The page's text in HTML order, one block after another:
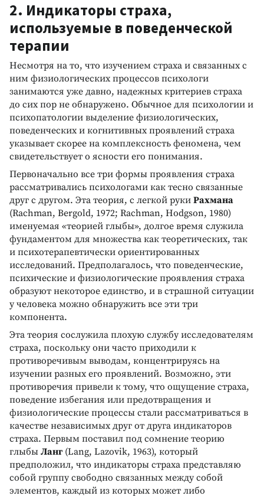
2. Индикаторы страха,
используемые в поведенческой
терапии
Несмотря на то, что изучением страха и связанных с
ним физиологических процессов психологи
занимаются уже давно, надежных критериев страха
до сих пор не обнаружено. Обычное для психологии и
психопатологии выделение физиологических,
поведенческих и когнитивных проявлений страха
указывает скорее на комплексность феномена, чем
свидетельствует о ясности его понимания.
Первоначально все три формы проявления страха
рассматривались психологами как тесно связанные
друг с другом. Эта теория, с легкой руки Рахмана
(Rachman, Bergold, 1972; Rachman, Hodgson, 1980)
именуемая «теорией глыбы», долгое время служила
фундаментом для множества как теоретических, так
и психотерапевтически ориентированных
исследований. Предполагалось, что поведенческие,
психические и физиологические проявления страха
образуют некоторое единство, и в страшной ситуации
у человека можно обнаружить все эти три
компонента.
Эта теория сослужила плохую службу исследователям
страха, поскольку они часто приходили к
противоречивым выводам, концентрируясь на
изучении разных его проявлений. Возможно, эти
противоречия привели к тому, что ощущение страха,
поведение избегания или предотвращения и
физиологические процессы стали рассматриваться в
качестве независимых друг от друга индикаторов
страха. Первым поставил под сомнение теорию
глыбы Ланг (Lang, Lazovik, 1963), который
предположил, что индикаторы страха представляю
собой группу свободно связанных между собой
элементов, каждый из которых может либо